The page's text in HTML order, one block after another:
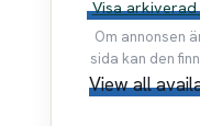
Visa
Om annonsen
sida kan den
View all